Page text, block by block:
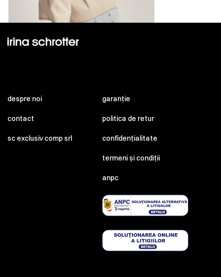
despre noi
contact
sc exclusiv comp srl
garanție
politica de retur
confidențialitate
termeni și condiții
anpc